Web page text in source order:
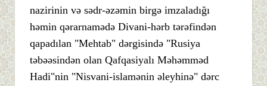
nazirinin və sədr-əzəmin birgə imzaladığı
həmin qərarnamədə Divani-hərb tərəfindən
qapadılan "Mehtab" dərgisində "Rusiya
təbəəsindən olan Qafqasiyalı Məhəmməd
Hadi"nin "Nisvani-islamənin əleyhinə" dərc